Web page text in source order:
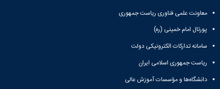
معاونت علمی فناوری ریاست جمهوری
پورتال امام خمینی (ره)
سامانه تدارکات الکترونیکی دولت
ریاست جمهوری اسلامی ایران
دانشگاه‌ها و مؤسسات آموزش عالی